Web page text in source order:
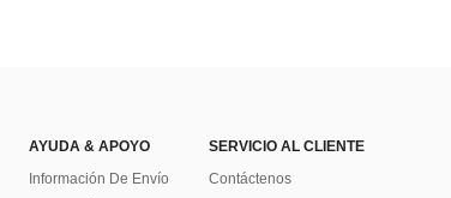
AYUDA & APOYO
Información De Envío
SERVICIO AL CLIENTE
Contáctenos